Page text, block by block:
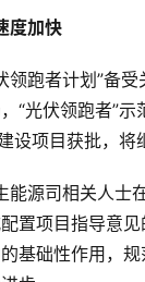
度加快
领跑者计划”备
“光伏领跑者”
设项目获批，
置项目指导意
基础性作用，